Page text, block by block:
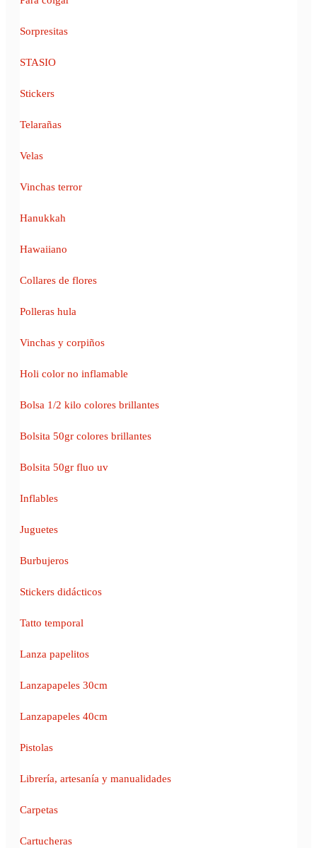
Sorpresitas
STASIO
Stickers
Telarañas
Velas
Vinchas terror
Hanukkah
Hawaiiano
Collares de flores
Polleras hula
Vinchas y corpiños
Holi color no inflamable
Bolsa 1/2 kilo colores brillantes
Bolsita 50gr colores brillantes
Bolsita 50gr fluo uv
Inflables
Juguetes
Burbujeros
Stickers didácticos
Tatto temporal
Lanza papelitos
Lanzapapeles 30cm
Lanzapapeles 40cm
Pistolas
Librería, artesanía y manualidades
Carpetas
Cartucheras